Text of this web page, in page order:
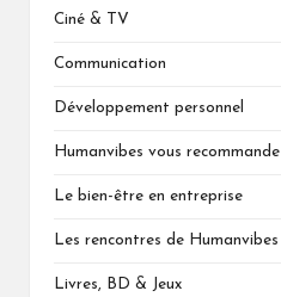
Ciné & TV
Communication
Développement personnel
Humanvibes vous recommande
Le bien-être en entreprise
Les rencontres de Humanvibes
Livres, BD & Jeux